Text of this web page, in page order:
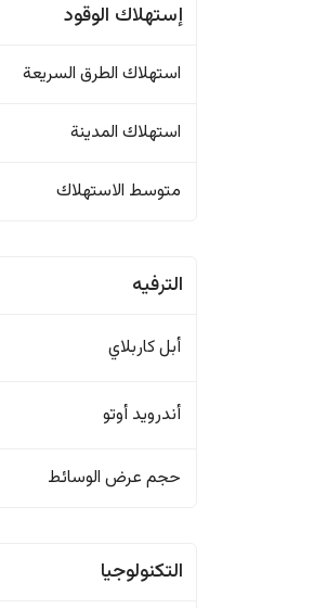
إستهلاك الوقود
استهلاك الطرق السريعة
استهلاك المدينة
متوسط الاستهلاك
الترفيه
أبل كاربلاي
أندرويد أوتو
حجم عرض الوسائط
التكنولوجيا